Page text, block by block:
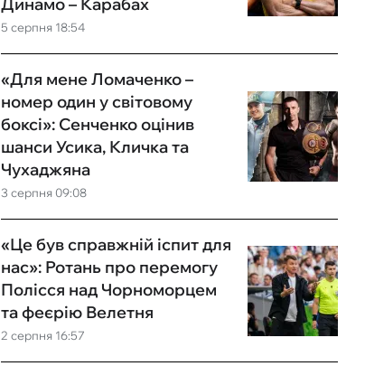
5 серпня 18:54
3 серпня 09:08
«Для мене Ломаченко –
номер один у світовому
боксі»: Сенченко оцінив
шанси Усика, Кличка та
Чухаджяна
2 серпня 16:57
«Це був справжній іспит для
нас»: Ротань про перемогу
Полісся над Чорноморцем
та феєрію Велетня